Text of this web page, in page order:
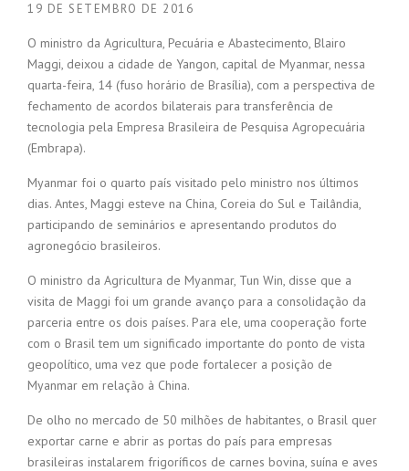
19 DE SETEMBRO DE 2016
O ministro da Agricultura, Pecuária e Abastecimento, Blairo
Maggi, deixou a cidade de Yangon, capital de Myanmar, nessa
quarta-feira, 14 (fuso horário de Brasília), com a perspectiva de
fechamento de acordos bilaterais para transferência de
tecnologia pela Empresa Brasileira de Pesquisa Agropecuária
(Embrapa).
Myanmar foi o quarto país visitado pelo ministro nos últimos
dias. Antes, Maggi esteve na China, Coreia do Sul e Tailândia,
participando de seminários e apresentando produtos do
agronegócio brasileiros.
O ministro da Agricultura de Myanmar, Tun Win, disse que a
visita de Maggi foi um grande avanço para a consolidação da
parceria entre os dois países. Para ele, uma cooperação forte
com o Brasil tem um significado importante do ponto de vista
geopolítico, uma vez que pode fortalecer a posição de
Myanmar em relação à China.
De olho no mercado de 50 milhões de habitantes, o Brasil quer
exportar carne e abrir as portas do país para empresas
brasileiras instalarem frigoríficos de carnes bovina, suína e aves